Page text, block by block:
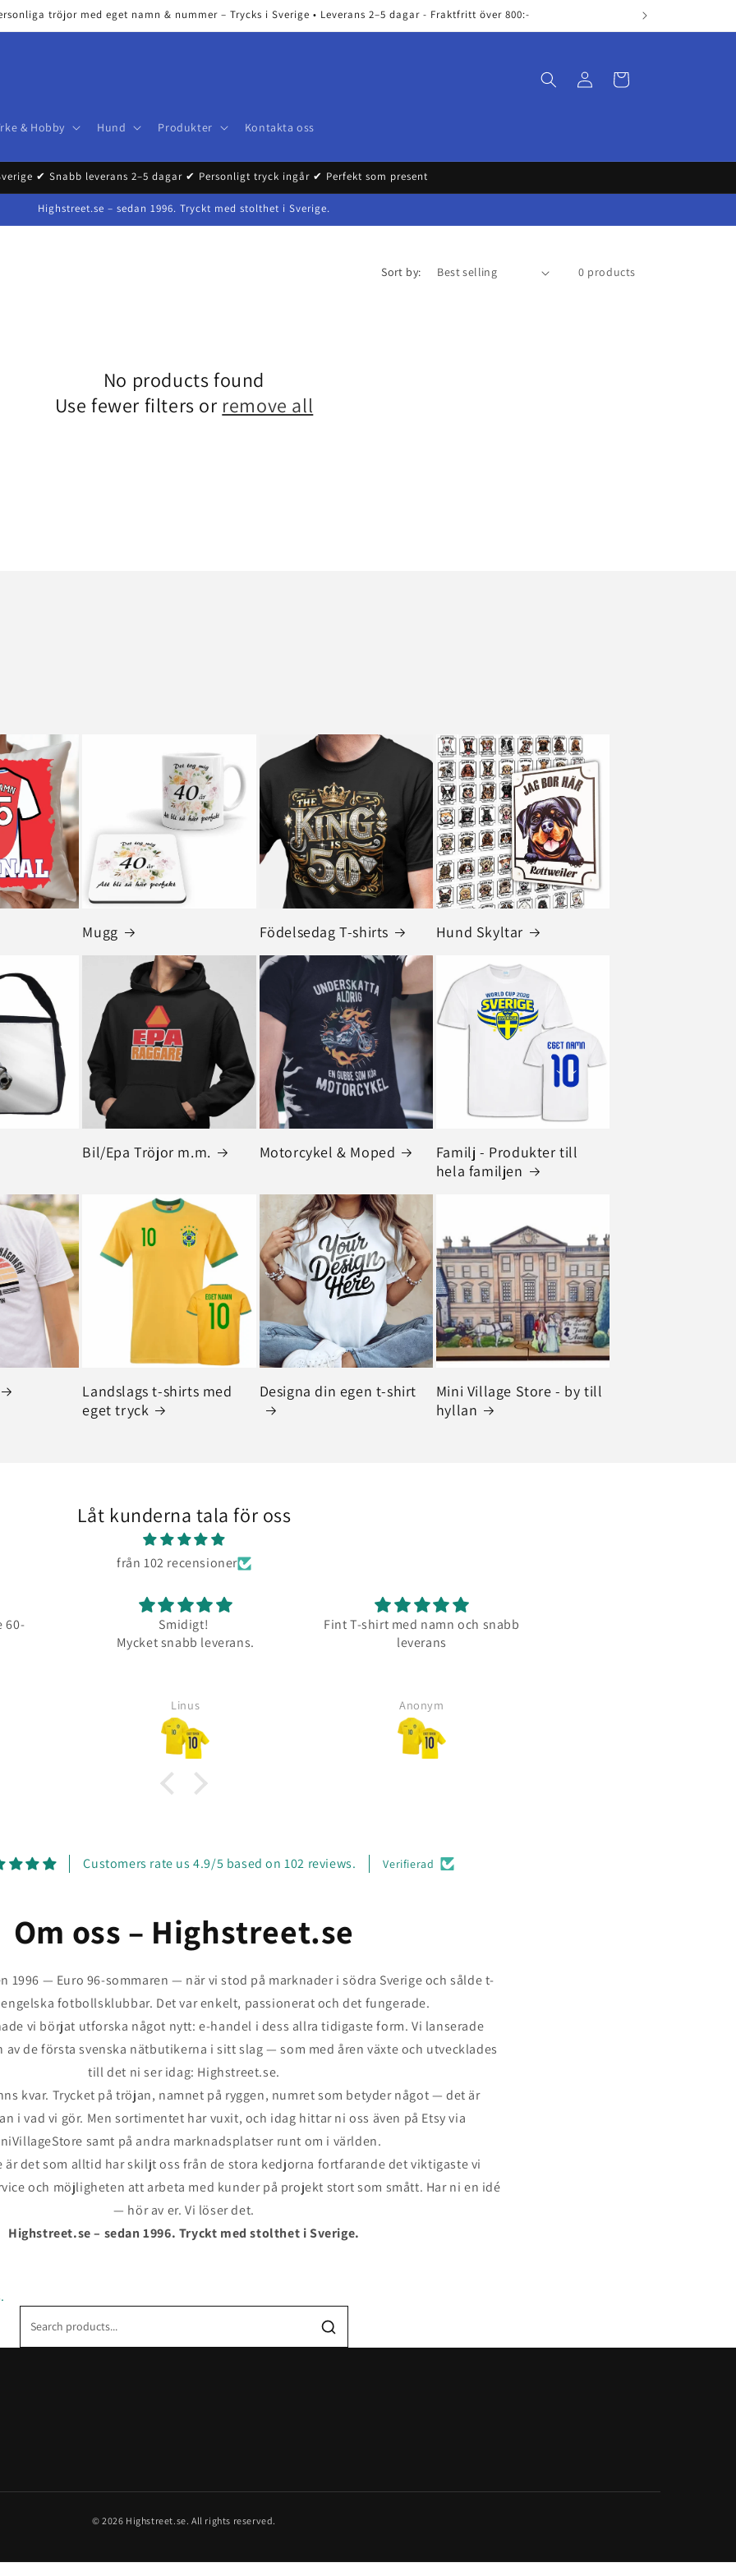
tröjor med eget namn & nummer – Trycks i Sverige • Leverans 2–5 dagar - Fraktfritt över 800:-
& Hobby Hund Produkter Kontakta oss
in
Cart
✔ Snabb leverans 2–5 dagar ✔ Personligt tryck ingår ✔ Perfekt som present
Highstreet.se – sedan 1996. Tryckt med stolthet i Sverige.
Sort by: 0 products
No products found
Use fewer filters or remove all
Mugg Födelsedag T-shirts Hund Skyltar
Bil/Epa Tröjor m.m. Motorcykel & Moped
Familj - Produkter till
hela familjen
Landslags t-shirts med
eget tryck
Designa din egen t-shirt
Mini Village Store - by till
hyllan
Låt kunderna tala för oss
från 102 recensioner
Smidigt!
Mycket snabb leverans.
Linus
Fint T-shirt med namn och snabb
leverans
Anonym
Customers rate us 4.9/5 based on 102 reviews. Verifierad
Om oss – Highstreet.se
1996 — Euro 96-sommaren — när vi stod på marknader i södra Sverige och sålde t-
fotbollsklubbar. Det var enkelt, passionerat och det fungerade.
vi börjat utforska något nytt: e-handel i dess allra tidigaste form. Vi lanserade
de första svenska nätbutikerna i sitt slag — som med åren växte och utvecklades
till det ni ser idag: Highstreet.se.
kvar. Trycket på tröjan, namnet på ryggen, numret som betyder något — det är
i vad vi gör. Men sortimentet har vuxit, och idag hittar ni oss även på Etsy via
samt på andra marknadsplatser runt om i världen.
är det som alltid har skiljt oss från de stora kedjorna fortfarande det viktigaste vi
och möjligheten att arbeta med kunder på projekt stort som smått. Har ni en idé
— hör av er. Vi löser det.
Highstreet.se – sedan 1996. Tryckt med stolthet i Sverige.
© 2026 Highstreet.se. All rights reserved.